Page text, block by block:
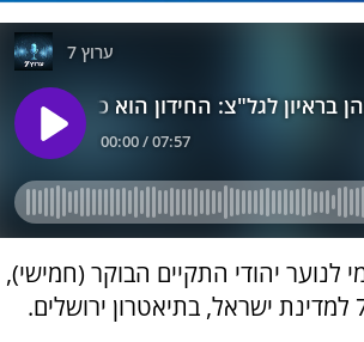
לנוער יהודי התקיים הבוקר (חמישי),